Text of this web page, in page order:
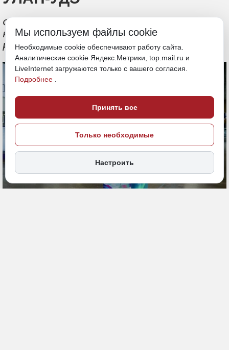
Форум креативных индустрий основан
на новой философии "от выставки - к
рынку"
Мы используем файлы cookie
Необходимые cookie обеспечивают работу сайта.
Аналитические cookie Яндекс.Метрики, top.mail.ru и
LiveInternet загружаются только с вашего согласия.
Подробнее
Принять все
Только необходимые
Настроить